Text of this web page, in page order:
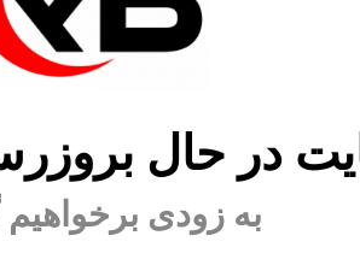
در حال
به زودی